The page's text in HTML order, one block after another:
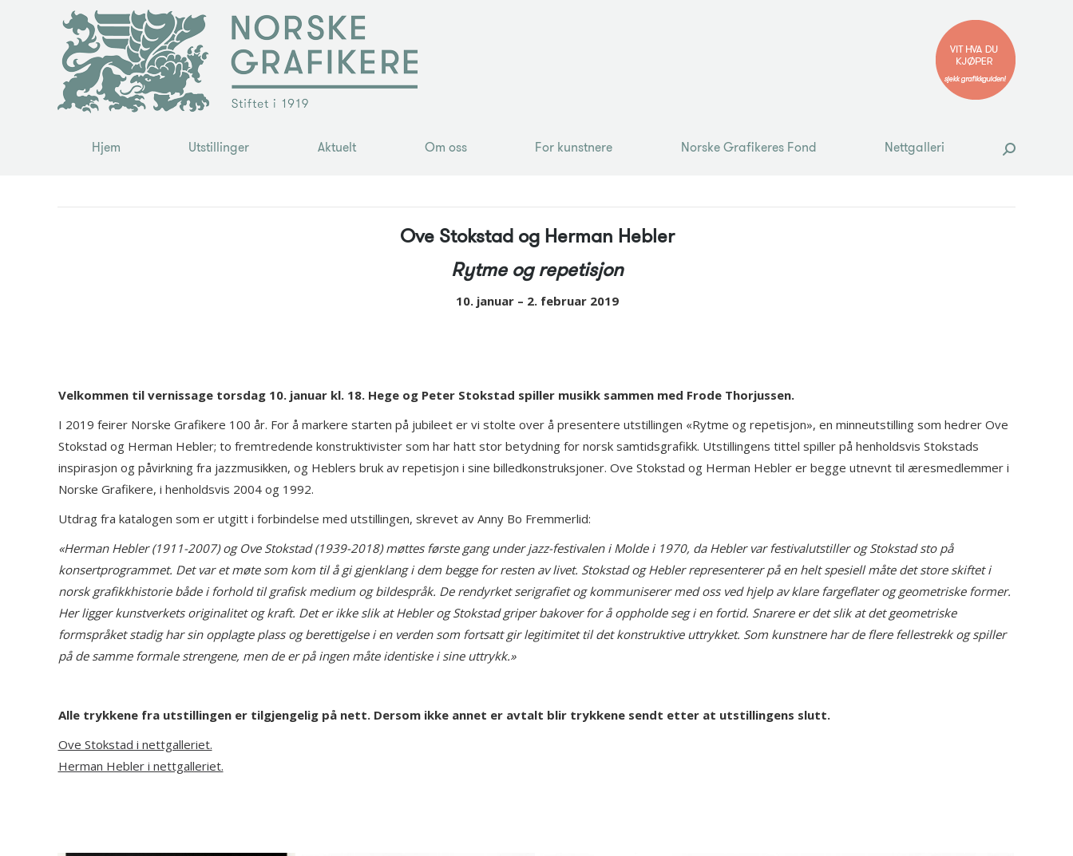
Hjem Utstillinger Aktuelt Om oss For kunstnere Norske Grafikeres Fond Nettgalleri Search:
Ove Stokstad og Herman Hebler
Rytme og repetisjon
10. januar – 2. februar 2019
Velkommen til vernissage torsdag 10. januar kl. 18. Hege og Peter Stokstad spiller musikk sammen med Frode Thorjussen.
I 2019 feirer Norske Grafikere 100 år. For å markere starten på jubileet er vi stolte over å presentere utstillingen «Rytme og repetisjon», en minneutstilling som hedrer Ove
Stokstad og Herman Hebler; to fremtredende konstruktivister som har hatt stor betydning for norsk samtidsgrafikk. Utstillingens tittel spiller på henholdsvis Stokstads
inspirasjon og påvirkning fra jazzmusikken, og Heblers bruk av repetisjon i sine billedkonstruksjoner. Ove Stokstad og Herman Hebler er begge utnevnt til æresmedlemmer i
Norske Grafikere, i henholdsvis 2004 og 1992.
Utdrag fra katalogen som er utgitt i forbindelse med utstillingen, skrevet av Anny Bo Fremmerlid:
«Herman Hebler (1911-2007) og Ove Stokstad (1939-2018) møttes første gang under jazz-festivalen i Molde i 1970, da Hebler var festivalutstiller og Stokstad sto på
konsertprogrammet. Det var et møte som kom til å gi gjenklang i dem begge for resten av livet. Stokstad og Hebler representerer på en helt spesiell måte det store skiftet i
norsk grafikkhistorie både i forhold til grafisk medium og bildespråk. De rendyrket serigrafiet og kommuniserer med oss ved hjelp av klare fargeflater og geometriske former.
Her ligger kunstverkets originalitet og kraft. Det er ikke slik at Hebler og Stokstad griper bakover for å oppholde seg i en fortid. Snarere er det slik at det geometriske
formspråket stadig har sin opplagte plass og berettigelse i en verden som fortsatt gir legitimitet til det konstruktive uttrykket. Som kunstnere har de flere fellestrekk og spiller
på de samme formale strengene, men de er på ingen måte identiske i sine uttrykk.»
Alle trykkene fra utstillingen er tilgjengelig på nett. Dersom ikke annet er avtalt blir trykkene sendt etter at utstillingens slutt.
Ove Stokstad i nettgalleriet.
Herman Hebler i nettgalleriet.
Hjem Utstillinger Aktuelt Search: